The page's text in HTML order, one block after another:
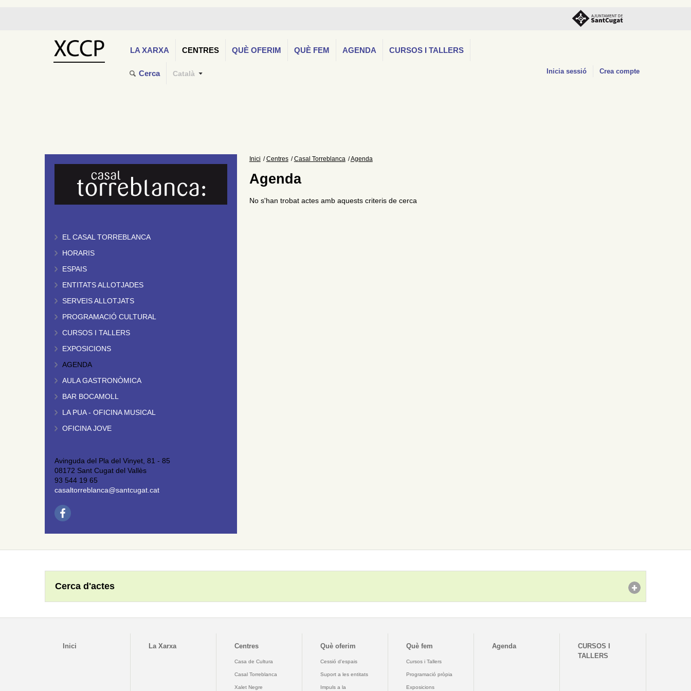
LA XARXA CENTRES QUÈ OFERIM QUÈ FEM AGENDA CURSOS I TALLERS
Cerca Català Inicia sessió Crea compte
EL CASAL TORREBLANCA
HORARIS
ESPAIS
ENTITATS ALLOTJADES
SERVEIS ALLOTJATS
PROGRAMACIÓ CULTURAL
CURSOS I TALLERS
EXPOSICIONS
AGENDA
AULA GASTRONÒMICA
BAR BOCAMOLL
LA PUA - OFICINA MUSICAL
OFICINA JOVE
Avinguda del Pla del Vinyet, 81 - 85
08172 Sant Cugat del Vallès
93 544 19 65
casaltorreblanca@santcugat.cat
Inici Centres Casal Torreblanca Agenda
Agenda
No s'han trobat actes amb aquests criteris de cerca
Cerca d'actes
Inici La Xarxa Centres
Casa de Cultura
Casal Torreblanca
Xalet Negre
Què oferim
Cessió d'espais
Suport a les entitats
Impuls a la
Què fem
Cursos i Tallers
Programació pròpia
Exposicions
Agenda
CURSOS I
TALLERS